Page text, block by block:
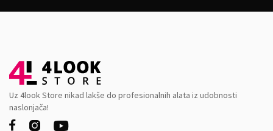
Uz 4look Store nikad lakše do profesionalnih alata iz udobnosti
naslonjača!
  